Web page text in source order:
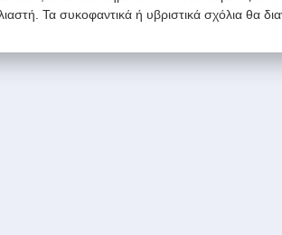
Τα συκοφαντικά ή υβριστικά σχόλια θα